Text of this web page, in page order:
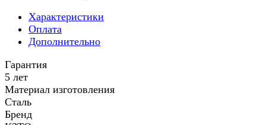
Характеристики
Оплата
Дополнительно
Гарантия
5 лет
Материал изготовления
Сталь
Бренд